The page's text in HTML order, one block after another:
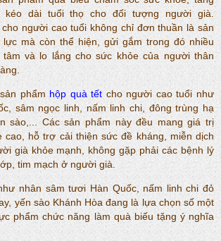
dài tuổi thọ cho đối tượng người già.
người cao tuổi không chỉ đơn thuần là sản
mà còn thể hiện, gửi gắm trong đó nhiều
và lo lắng cho sức khỏe của người thân
phẩm hộp quà tếtcho người cao tuổi như
sâm ngọc linh, nấm linh chi, đông trùng hạ
sào,... Các sản phẩm này đều mang giá trị
cao, hỗ trợ cải thiện sức đề kháng, miễn dịch
già khỏe mạnh, không gặp phải các bệnh lý
tim mạch ở người già.
nhân sâm tươi Hàn Quốc, nấm linh chi đỏ
yến sào Khánh Hòa đang là lựa chọn số một
phẩm chức năng làm quà biếu tặng ý nghĩa